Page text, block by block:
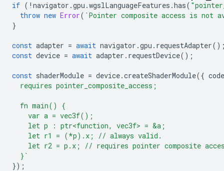
if ( ! navigator .gpu .wgslLanguageFeatures .has(
throw new Error( `Pointer composite access is not
}
const adapter = await navigator .gpu . requestAdapter
const device = await adapter . requestDevice();
const shaderModule = device.createShaderModule({ code
  requires pointer_composite_access;
  fn main() {
    var a = vec3f();
    let p : ptr<function, vec3f> = &a;
    let r1 = (*p).x; // always valid.
let r2 = p.x; // requires pointer composite
  }`
});